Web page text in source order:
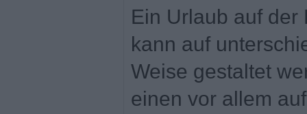
Ein Urlaub auf der
kann auf
Weise gestaltet
einen vor allem